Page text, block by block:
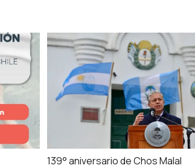
139° aniversario de Chos Malal